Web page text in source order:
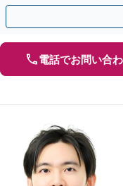
動を行います。
電話でお問い合